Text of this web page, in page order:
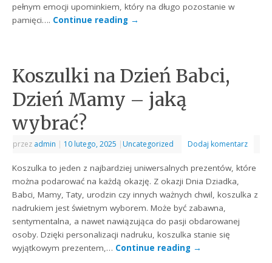
pełnym emocji upominkiem, który na długo pozostanie w
pamięci…. Continue reading →
Koszulki na Dzień Babci,
Dzień Mamy – jaką
wybrać?
przez admin | 10 lutego, 2025 | Uncategorized Dodaj komentarz
Koszulka to jeden z najbardziej uniwersalnych prezentów, które
można podarować na każdą okazję. Z okazji Dnia Dziadka,
Babci, Mamy, Taty, urodzin czy innych ważnych chwil, koszulka z
nadrukiem jest świetnym wyborem. Może być zabawna,
sentymentalna, a nawet nawiązująca do pasji obdarowanej
osoby. Dzięki personalizacji nadruku, koszulka stanie się
wyjątkowym prezentem,… Continue reading →